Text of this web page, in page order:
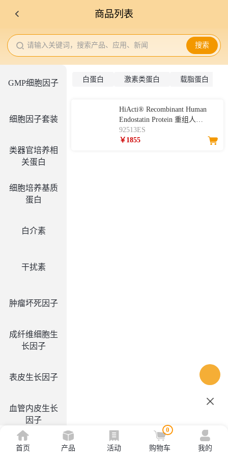
商品列表
请输入关键词，搜索产品、应用、新闻 搜索
GMP细胞因子
细胞因子套装
类器官培养相
关蛋白
细胞培养基质
蛋白
白介素
干扰素
肿瘤坏死因子
成纤维细胞生
长因子
表皮生长因子
血管内皮生长
因子
集落刺激因子
白蛋白 激素类蛋白 载脂蛋白
HiActi® Recombinant Human
Endostatin Protein 重组人
Endostatin
92513ES
￥1855
首页 产品 活动
0
购物车 我的